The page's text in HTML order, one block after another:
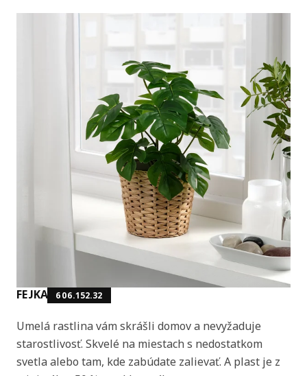
FEJKA 606.152.32
Umelá rastlina vám skrášli domov a nevyžaduje
starostlivosť. Skvelé na miestach s nedostatkom
svetla alebo tam, kde zabúdate zalievať. A plast je z